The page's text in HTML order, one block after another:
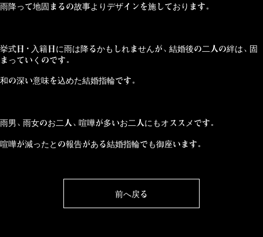
雨降って地固まるの故事よりデザインを施しております。
挙式日・入籍日に雨は降るかもしれませんが、結婚後の二人の絆は、固
まっていくのです。
和の深い意味を込めた結婚指輪です。
雨男、雨女のお二人、喧嘩が多いお二人にもオススメです。
喧嘩が減ったとの報告がある結婚指輪でも御座います。
前へ戻る